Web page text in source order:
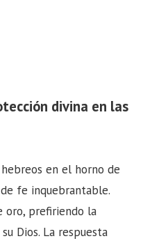
divina en las
en el horno de
fe inquebrantable.
oro, prefiriendo la
Dios. La respuesta